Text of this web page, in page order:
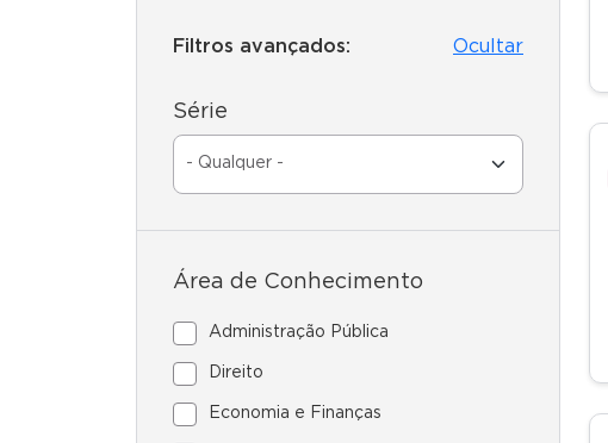
Filtros avançados: Ocultar
Série
Área de Conhecimento
Administração Pública
Direito
Economia e Finanças